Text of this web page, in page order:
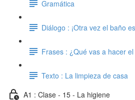
Gramática
Diálogo : ¡Otra vez el baño
Frases : ¿Qué vas a hacer
Texto : La limpieza de casa
A1 : Clase - 15 - La higiene